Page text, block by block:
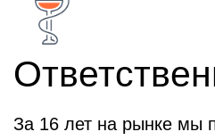
За 16 лет на рынке мы